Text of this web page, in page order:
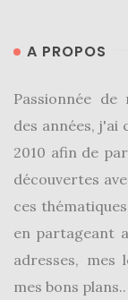
A PROPOS
Passionnée de
des années, j'ai
2010 afin de
découvertes
ces
en partageant
adresses, mes
mes bons plans..